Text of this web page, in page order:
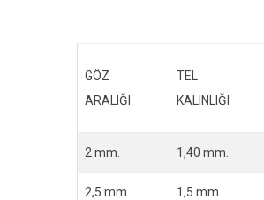
GÖZ
ARALIĞI
TEL
KALINLIĞI
2 mm. 1,40 mm.
2,5 mm. 1,5 mm.